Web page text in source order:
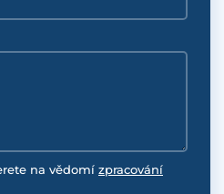
na vědomí zpracování